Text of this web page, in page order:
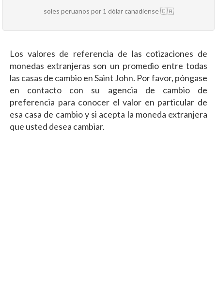
soles peruanos por 1 dólar canadiense 🇨🇦
Los valores de referencia de las cotizaciones de
monedas extranjeras son un promedio entre todas
las casas de cambio en Saint John. Por favor, póngase
en contacto con su agencia de cambio de
preferencia para conocer el valor en particular de
esa casa de cambio y si acepta la moneda extranjera
que usted desea cambiar.